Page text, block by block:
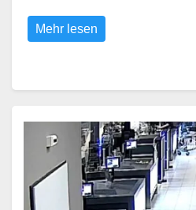
Mehr lesen